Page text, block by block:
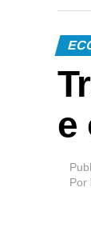
e
Por